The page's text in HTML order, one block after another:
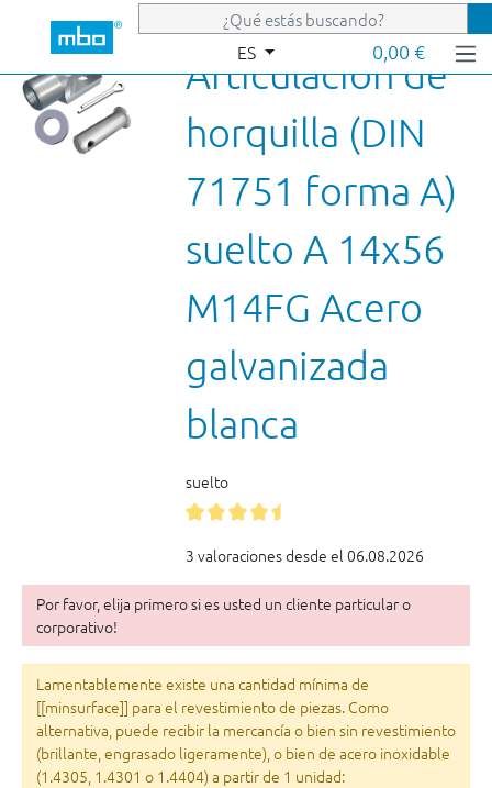
Saltar al contenido principal
ES 0,00 €
Articulación de
horquilla (DIN
71751 forma A)
suelto A 14x56
M14FG Acero
galvanizada
blanca
suelto
3 valoraciones desde el 06.08.2026
Por favor, elija primero si es usted un cliente particular o
corporativo!
Lamentablemente existe una cantidad mínima de
[[minsurface]] para el revestimiento de piezas. Como
alternativa, puede recibir la mercancía o bien sin revestimiento
(brillante, engrasado ligeramente), o bien de acero inoxidable
(1.4305, 1.4301 o 1.4404) a partir de 1 unidad: